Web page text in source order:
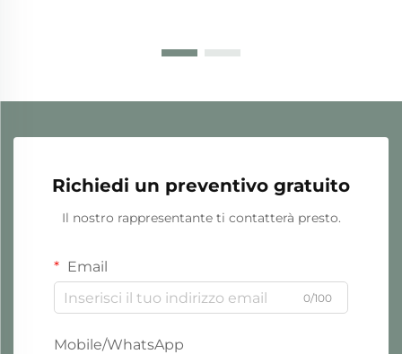
Richiedi un preventivo gratuito
Il nostro rappresentante ti contatterà presto.
Email
0/100
Mobile/WhatsApp